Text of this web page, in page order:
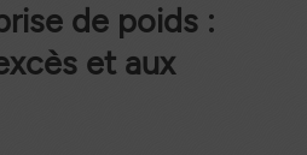
de poids :
et aux